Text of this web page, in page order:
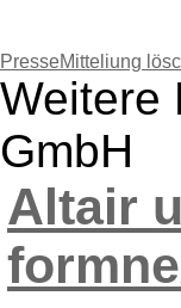
PresseMitteliung
Weitere
GmbH
Altair